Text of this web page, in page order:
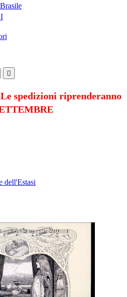

spedizioni riprenderanno
dell'Estasi